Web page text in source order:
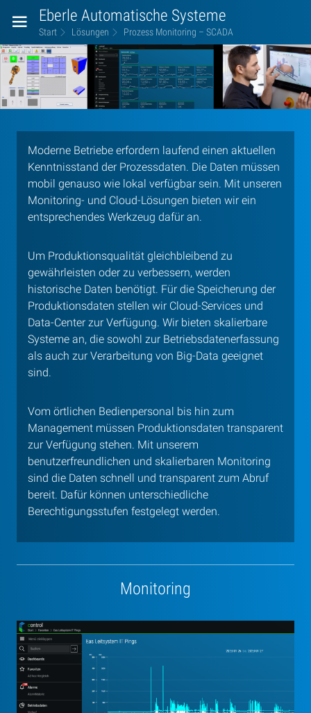
Eberle Automatische Systeme
Start Lösungen Prozess Monitoring – SCADA
Prozess
Monitoring
–
SCADA
Moderne Betriebe erfordern laufend einen aktuellen
Kenntnisstand der Prozessdaten. Die Daten müssen
mobil genauso wie lokal verfügbar sein. Mit unseren
Monitoring- und Cloud-Lösungen bieten wir ein
entsprechendes Werkzeug dafür an.
Um Produktionsqualität gleichbleibend zu
gewährleisten oder zu verbessern, werden
historische Daten benötigt. Für die Speicherung der
Produktionsdaten stellen wir Cloud-Services und
Data-Center zur Verfügung. Wir bieten skalierbare
Systeme an, die sowohl zur Betriebsdatenerfassung
als auch zur Verarbeitung von Big-Data geeignet
sind.
Vom örtlichen Bedienpersonal bis hin zum
Management müssen Produktionsdaten transparent
zur Verfügung stehen. Mit unserem
benutzerfreundlichen und skalierbaren Monitoring
sind die Daten schnell und transparent zum Abruf
bereit. Dafür können unterschiedliche
Berechtigungsstufen festgelegt werden.
Monitoring